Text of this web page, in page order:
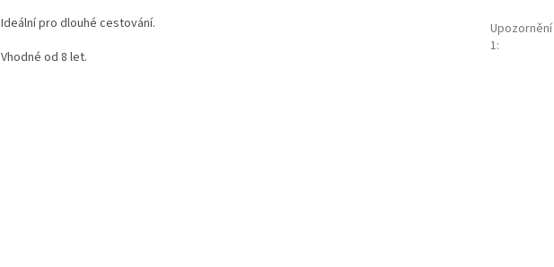
Ideální pro dlouhé cestování.
Vhodné od 8 let.
Upozornění
1: